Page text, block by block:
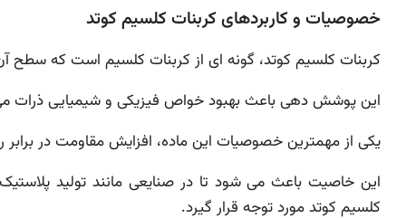
خصوصیات و کاربردهای کربنات کلسیم کوتد
کربنات کلسیم کوتد، گونه ای از کربنات کلسیم است که
این پوشش دهی باعث بهبود خواص فیزیکی و شیمیایی ذرات
یکی از مهمترین خصوصیات این ماده، افزایش مقاومت در
این خاصیت باعث می شود تا در صنایعی مانند تولید
کلسیم کوتد مورد توجه قرار گیرد.